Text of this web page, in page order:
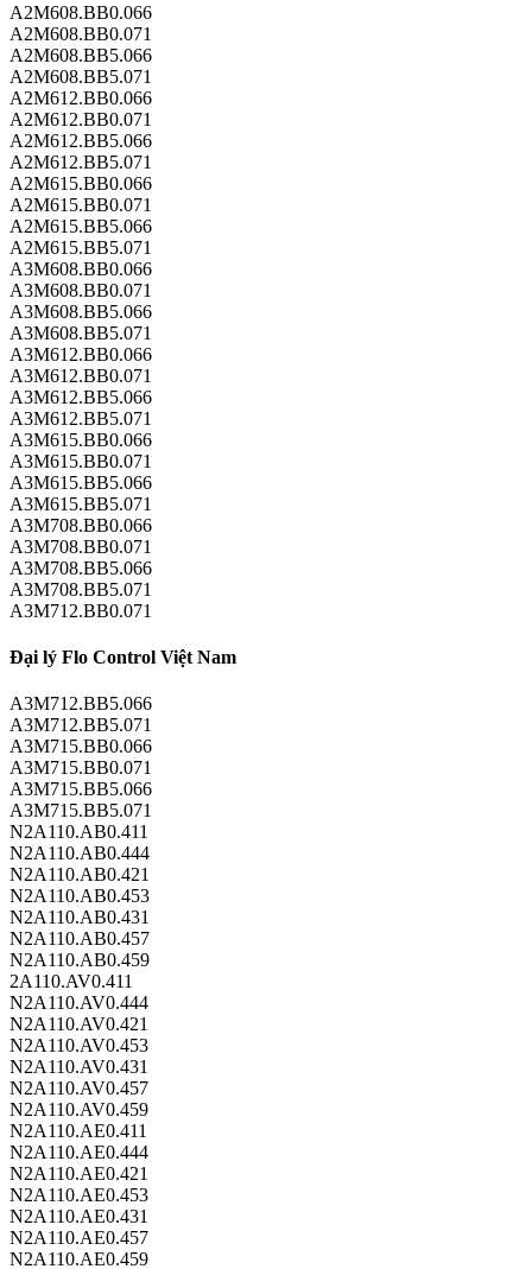
A2M608.BB0.066
A2M608.BB0.071
A2M608.BB5.066
A2M608.BB5.071
A2M612.BB0.066
A2M612.BB0.071
A2M612.BB5.066
A2M612.BB5.071
A2M615.BB0.066
A2M615.BB0.071
A2M615.BB5.066
A2M615.BB5.071
A3M608.BB0.066
A3M608.BB0.071
A3M608.BB5.066
A3M608.BB5.071
A3M612.BB0.066
A3M612.BB0.071
A3M612.BB5.066
A3M612.BB5.071
A3M615.BB0.066
A3M615.BB0.071
A3M615.BB5.066
A3M615.BB5.071
A3M708.BB0.066
A3M708.BB0.071
A3M708.BB5.066
A3M708.BB5.071
A3M712.BB0.071
Đại lý Flo Control Việt Nam
A3M712.BB5.066
A3M712.BB5.071
A3M715.BB0.066
A3M715.BB0.071
A3M715.BB5.066
A3M715.BB5.071
N2A110.AB0.411
N2A110.AB0.444
N2A110.AB0.421
N2A110.AB0.453
N2A110.AB0.431
N2A110.AB0.457
N2A110.AB0.459
2A110.AV0.411
N2A110.AV0.444
N2A110.AV0.421
N2A110.AV0.453
N2A110.AV0.431
N2A110.AV0.457
N2A110.AV0.459
N2A110.AE0.411
N2A110.AE0.444
N2A110.AE0.421
N2A110.AE0.453
N2A110.AE0.431
N2A110.AE0.457
N2A110.AE0.459